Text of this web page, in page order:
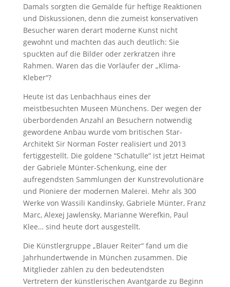
Damals sorgten die Gemälde für heftige Reaktionen
und Diskussionen, denn die zumeist konservativen
Besucher waren derart moderne Kunst nicht
gewohnt und machten das auch deutlich: Sie
spuckten auf die Bilder oder zerkratzen ihre
Rahmen. Waren das die Vorläufer der „Klima-
Kleber“?
Heute ist das Lenbachhaus eines der
meistbesuchten Museen Münchens. Der wegen der
überbordenden Anzahl an Besuchern notwendig
gewordene Anbau wurde vom britischen Star-
Architekt Sir Norman Foster realisiert und 2013
fertiggestellt. Die goldene “Schatulle” ist jetzt Heimat
der Gabriele Münter-Schenkung, eine der
aufregendsten Sammlungen der Kunstrevolutionäre
und Pioniere der modernen Malerei. Mehr als 300
Werke von Wassili Kandinsky, Gabriele Münter, Franz
Marc, Alexej Jawlensky, Marianne Werefkin, Paul
Klee… sind heute dort ausgestellt.
Die Künstlergruppe „Blauer Reiter“ fand um die
Jahrhundertwende in München zusammen. Die
Mitglieder zählen zu den bedeutendsten
Vertretern der künstlerischen Avantgarde zu Beginn